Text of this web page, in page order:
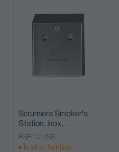
Scrumiera Smoker's
Station, inox,
Rubbermaid
FGR1012SS
În stoc furnizor